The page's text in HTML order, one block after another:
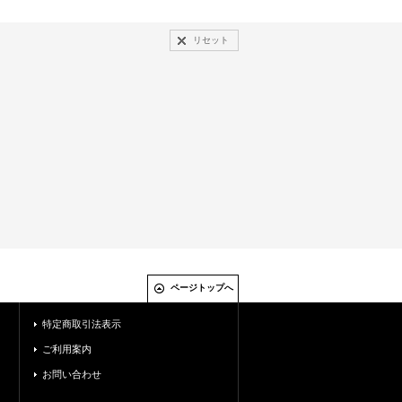
リセット
ページトップへ
特定商取引法表示
ご利用案内
お問い合わせ